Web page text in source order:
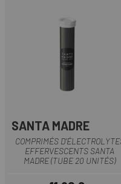
SANTA MADRE
COMPRIMÉS
EFFERVESCENTS SANTA
MADRE (TUBE 20 UNITÉS)